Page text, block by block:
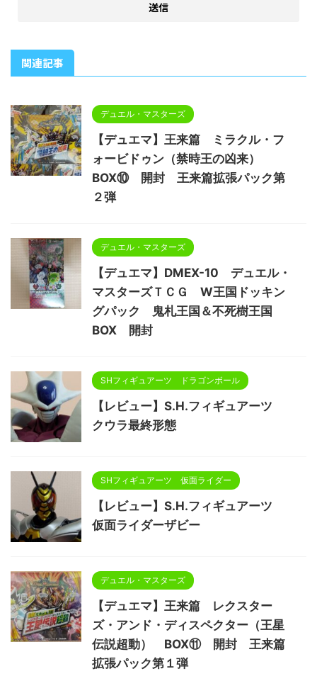
関連記事
デュエル・マスターズ
【デュエマ】王来篇 ミラクル・フ
ォービドゥン（禁時王の凶来）
BOX⑩ 開封 王来篇拡張パック第
２弾
デュエル・マスターズ
【デュエマ】DMEX-10 デュエル・
マスターズＴＣＧ W王国ドッキン
グパック 鬼札王国＆不死樹王国
BOX 開封
SHフィギュアーツ ドラゴンボール
【レビュー】S.H.フィギュアーツ
クウラ最終形態
SHフィギュアーツ 仮面ライダー
【レビュー】S.H.フィギュアーツ
仮面ライダーザビー
デュエル・マスターズ
【デュエマ】王来篇 レクスター
ズ・アンド・ディスペクター（王星
伝説超動） BOX⑪ 開封 王来篇
拡張パック第１弾